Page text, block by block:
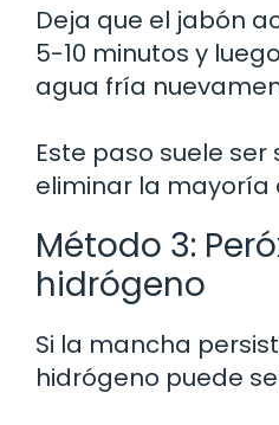
Deja que el jabón
5-10 minutos y
agua fría
Este paso suele
eliminar la mayoría
Método 3:
hidrógeno
Si la mancha
hidrógeno puede